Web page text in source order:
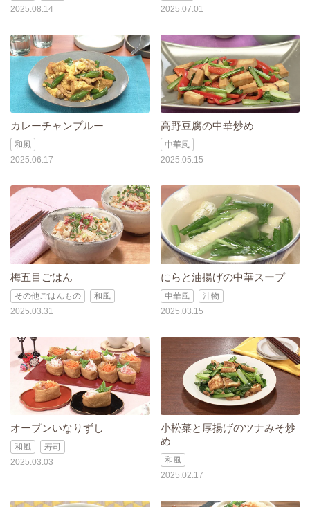
2025.08.14
2025.07.01
カレーチャンプルー
和風
2025.06.17
高野豆腐の中華炒め
中華風
2025.05.15
梅五目ごはん
その他ごはんもの
和風
2025.03.31
にらと油揚げの中華スープ
中華風
汁物
2025.03.15
オープンいなりずし
和風
寿司
2025.03.03
小松菜と厚揚げのツナみそ炒
め
和風
2025.02.17